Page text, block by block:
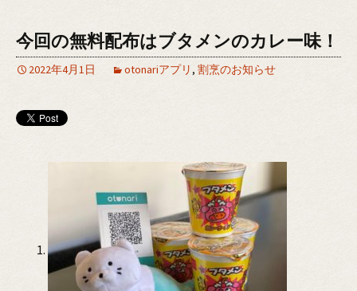
今回の無料配布はブタメンのカレー味！
2022年4月1日 otonariアプリ , 割烹のお知らせ